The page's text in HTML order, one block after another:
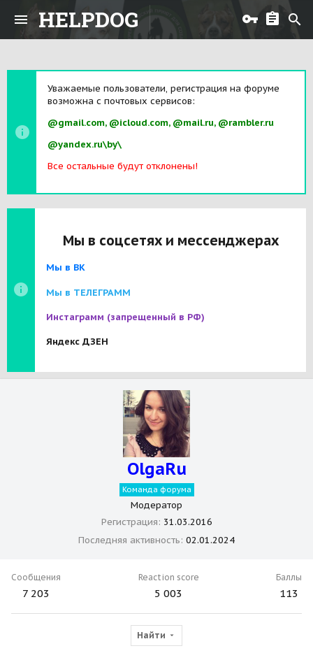
HELPDOG
Уважаемые пользователи, регистрация на форуме
возможна с почтовых сервисов:
@gmail.com, @icloud.com, @mail.ru, @rambler.ru
@yandex.ru\by\
Все остальные будут отклонены!
Мы в соцсетях и мессенджерах
Мы в ВК
Мы в ТЕЛЕГРАММ
Инстаграмм (запрещенный в РФ)
Яндекс ДЗЕН
OlgaRu
Команда форума
Модератор
Регистрация 31.03.2016
Последняя активность 02.01.2024
Сообщения
7 203
Reaction score
5 003
Баллы
113
Найти